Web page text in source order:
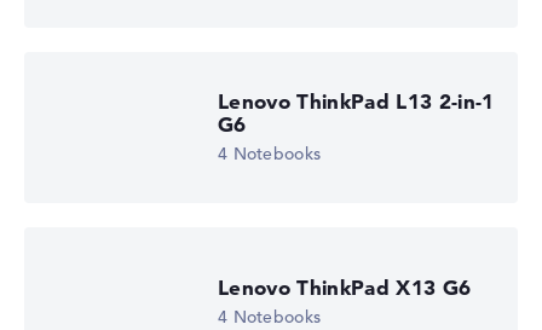
Lenovo ThinkPad L13 2-in-1
G6
4 Notebooks
Lenovo ThinkPad X13 G6
4 Notebooks